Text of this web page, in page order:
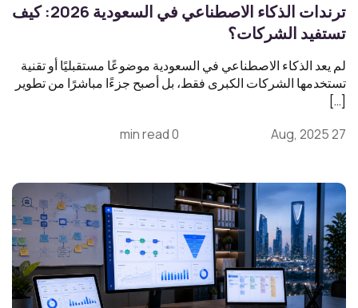
ترندات الذكاء الاصطناعي في السعودية 2026: كيف
تستفيد الشركات؟
لم يعد الذكاء الاصطناعي في السعودية موضوعًا مستقبليًا أو تقنية
تستخدمها الشركات الكبرى فقط، بل أصبح جزءًا مباشرًا من تطوير
[…]
27 Aug, 2025
0 min read